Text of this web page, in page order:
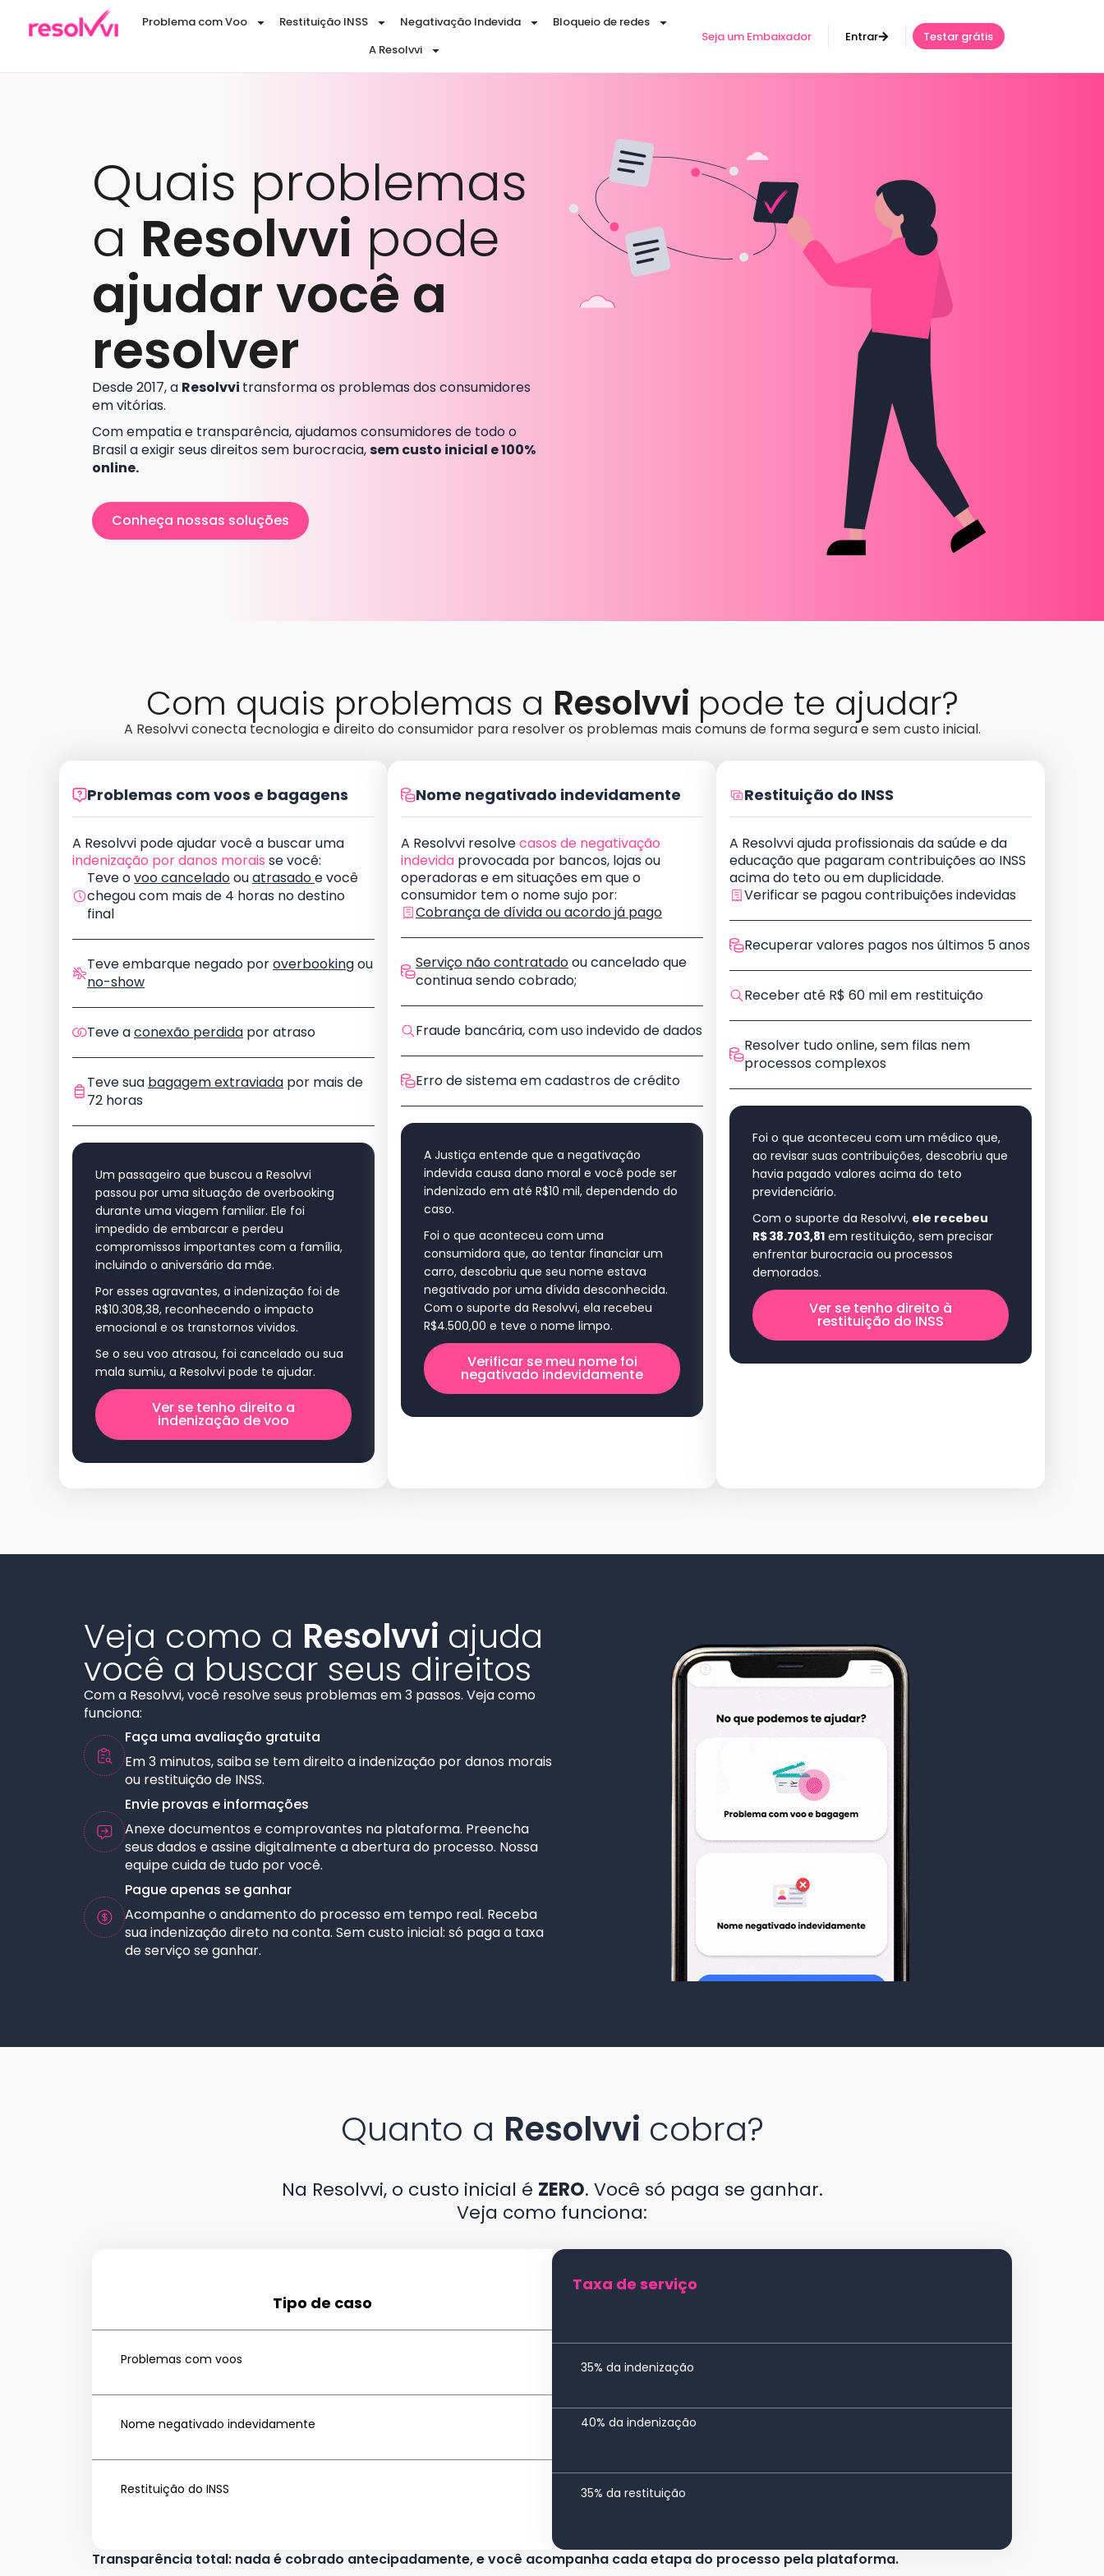
Problema com Voo Restituição INSS Negativação Indevida
Bloqueio de redes
A Resolvvi
Seja um Embaixador Entrar Testar grátis
Quais problemas
a Resolvvi pode
ajudar você a
resolver
Desde 2017, a Resolvvi transforma os problemas dos consumidores
em vitórias.
Com empatia e transparência, ajudamos consumidores de todo o
Brasil a exigir seus direitos sem burocracia,sem custo inicial e 100%
online.
Conheça nossas soluções
Com quais problemas a Resolvvi pode te ajudar?
A Resolvvi conecta tecnologia e direito do consumidor para resolver os problemas mais comuns de forma segura e sem custo inicial.
Problemas com voos e bagagens
A Resolvvi pode ajudar você a buscar uma
indenização por danos morais se você:
Teve ovoo canceladoouatrasadoe você
chegou com mais de 4 horas no destino
final
Teve embarque negado poroverbookingou
no-show
Teve aconexão perdida por atraso
Teve sua bagagem extraviada por mais de
72 horas​
Um passageiro que buscou a Resolvvi
passou por uma situação de overbooking
durante uma viagem familiar. Ele foi
impedido de embarcar e perdeu
compromissos importantes com a família,
incluindo o aniversário da mãe.
Por esses agravantes, a indenização foi de
R$10.308,38, reconhecendo o impacto
emocional e os transtornos vividos.
Se o seu voo atrasou, foi cancelado ou sua
mala sumiu, a Resolvvi pode te ajudar.
Ver se tenho direito a
indenização de voo
Nome negativado indevidamente
A Resolvvi resolvecasos de negativação
indevida provocada por bancos, lojas ou
operadoras e em situações em que o
consumidor tem o nome sujo por:
Cobrança de dívida ou acordo já pago
Serviço não contratadoou cancelado que
continua sendo cobrado;
Fraude bancária, com uso indevido de dados
Erro de sistema em cadastros de crédito
A Justiça entende que a negativação
indevida causa dano moral e você pode ser
indenizado em até R$10 mil, dependendo do
caso.
Foi o que aconteceu com uma
consumidora que, ao tentar financiar um
carro, descobriu que seu nome estava
negativado por uma dívida desconhecida.
Com o suporte da Resolvvi, ela recebeu
R$4.500,00 e teve o nome limpo.
Verificar se meu nome foi
negativado indevidamente
Restituição do INSS
A Resolvvi ajuda profissionais da saúde e da
educação que pagaram contribuições ao INSS
acima do teto ou em duplicidade.
Verificar se pagou contribuições indevidas
Recuperar valores pagos nos últimos 5 anos
Receber até R$ 60 mil em restituição
Resolver tudo online, sem filas nem
processos complexos
Foi o que aconteceu com um médico que,
ao revisar suas contribuições, descobriu que
havia pagado valores acima do teto
previdenciário.
Com o suporte da Resolvvi, ele recebeu
R$ 38.703,81 em restituição, sem precisar
enfrentar burocracia ou processos
demorados.
Ver se tenho direito à
restituição do INSS
Veja como a Resolvvi ajuda
você a buscar seus direitos
Com a Resolvvi, você resolve seus problemas em 3 passos. Veja como
funciona:
Faça uma avaliação gratuita
Em 3 minutos, saiba se tem direito a indenização por danos morais
ou restituição de INSS.
Envie provas e informações
Anexe documentos e comprovantes na plataforma. Preencha
seus dados e assine digitalmente a abertura do processo. Nossa
equipe cuida de tudo por você.
Pague apenas se ganhar
Acompanhe o andamento do processo em tempo real. Receba
sua indenização direto na conta. Sem custo inicial: só paga a taxa
de serviço se ganhar.
Quanto a Resolvvi cobra?
Na Resolvvi, o custo inicial é ZERO. Você só paga se ganhar.
Veja como funciona:
Tipo de caso
Problemas com voos
Nome negativado indevidamente
Restituição do INSS
Taxa de serviço
35% da indenização
40% da indenização
35% da restituição
Transparência total: nada é cobrado antecipadamente, e você acompanha cada etapa do processo pela plataforma.